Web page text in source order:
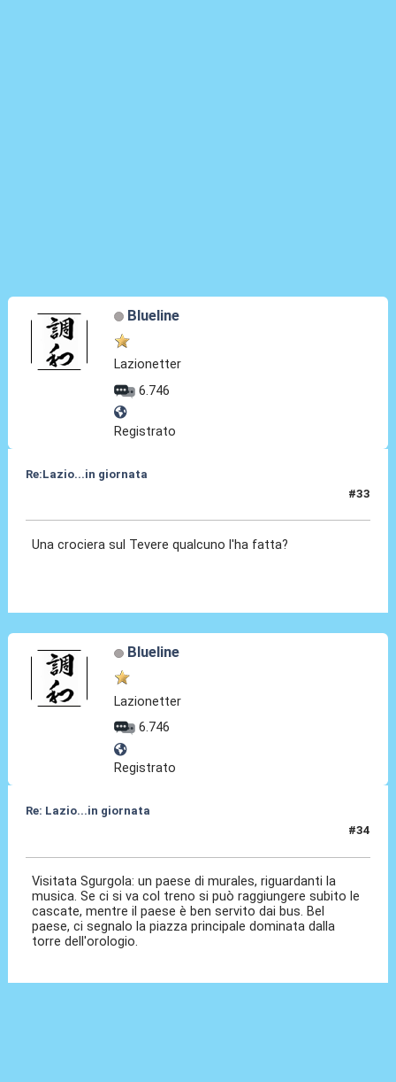
Blueline
Lazionetter
6.746
Registrato
Re:Lazio...in giornata
#33
Una crociera sul Tevere qualcuno l'ha fatta?
Blueline
Lazionetter
6.746
Registrato
Re: Lazio...in giornata
#34
Visitata Sgurgola: un paese di murales, riguardanti la
musica. Se ci si va col treno si può raggiungere subito le
cascate, mentre il paese è ben servito dai bus. Bel
paese, ci segnalo la piazza principale dominata dalla
torre dell'orologio.